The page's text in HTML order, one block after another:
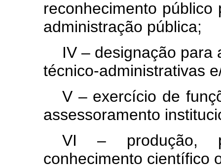
reconhecimento
administração pública;
IV – designação para
técnico-administrativas
V – exercício de
assessoramento
VI – produção,
conhecimento científico